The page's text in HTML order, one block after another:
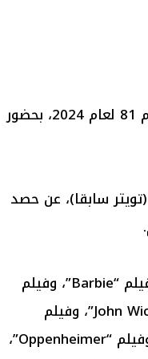
انطلقت فعاليات حفل توزيع جوائز جولدن جلوب بدورتها رقم 81 لعام 2024، بحضور
سابقا)، عن حصد
وكان مرشحا لنفس الفئة من الأعمال السينمائية، كل من فيلم “Barbie”، وفيلم
“Guardians of the Galaxy Vol. 3”، وفيلم “John Wick: Chapter 4”، وفيلم
“Mission: Impossible — Dead Reckoning Part One”، وفيلم “Oppenheimer”،